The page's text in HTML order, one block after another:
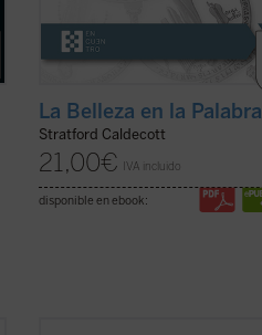
La Belleza en la Palabra
Stratford Caldecott
21,00€ IVA incluido
disponible en ebook: